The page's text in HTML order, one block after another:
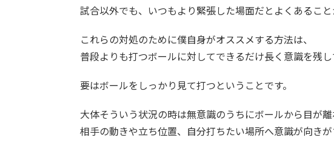
試合以外でも、いつもより緊張した場面だとよくあること
これらの対処のために僕自身がオススメする方法は、
普段よりも打つボールに対してできるだけ長く意識を残し
要はボールをしっかり見て打つということです。
大体そういう状況の時は無意識のうちにボールから目が離
相手の動きや立ち位置、自分打ちたい場所へ意識が向きが